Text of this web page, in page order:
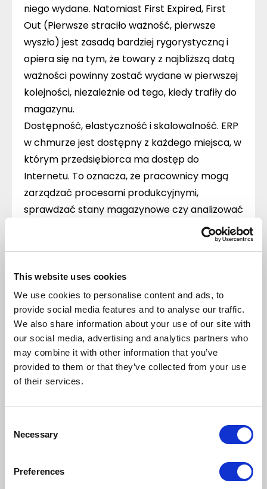
This website uses cookies
We use cookies to personalise content and ads, to
provide social media features and to analyse our traffic.
We also share information about your use of our site with
our social media, advertising and analytics partners who
may combine it with other information that you’ve
provided to them or that they’ve collected from your use
of their services.
Selection
Necessary
Preferences
niego wydane. Natomiast First Expired, First
Out (Pierwsze straciło ważność, pierwsze
wyszło) jest zasadą bardziej rygorystyczną i
opiera się na tym, że towary z najbliższą datą
ważności powinny zostać wydane w pierwszej
kolejności, niezależnie od tego, kiedy trafiły do
magazynu.
Dostępność, elastyczność i skalowalność. ERP
w chmurze jest dostępny z każdego miejsca, w
którym przedsiębiorca ma dostęp do
Internetu. To oznacza, że pracownicy mogą
zarządzać procesami produkcyjnymi,
sprawdzać stany magazynowe czy analizować
zamówienia zarówno z biura, jak i z hali
produkcyjnej czy nawet w podróży. Dane są
zapewnia spójność i aktualność informacji.
Dodatkowo w okresach zwiększonego
zapotrzebowania, np. w szczycie sezonu, firma
może szybko zwiększyć moc obliczeniową
systemu, a gdy popyt spadnie – równie łatwo
ją zmniejszyć. Dzięki temu przedsiębiorstwo
płaci tylko za te zasoby, których faktycznie
kosztów operacyjnych.
aktualność.
Dostawcy usług chmurowych, tacy
standardy bezpieczeństwa danych. Kopie